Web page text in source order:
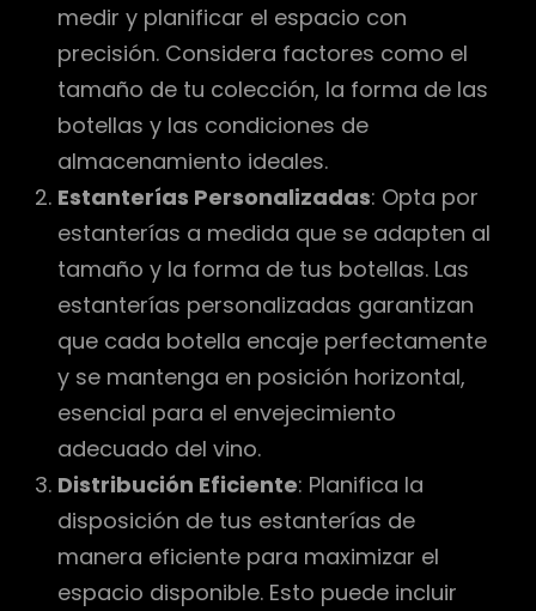
medir y planificar el espacio con
precisión. Considera factores como el
tamaño de tu colección, la forma de las
botellas y las condiciones de
almacenamiento ideales.
Estanterías Personalizadas: Opta por
estanterías a medida que se adapten al
tamaño y la forma de tus botellas. Las
estanterías personalizadas garantizan
que cada botella encaje perfectamente
y se mantenga en posición horizontal,
esencial para el envejecimiento
adecuado del vino.
Distribución Eficiente: Planifica la
disposición de tus estanterías de
manera eficiente para maximizar el
espacio disponible. Esto puede incluir